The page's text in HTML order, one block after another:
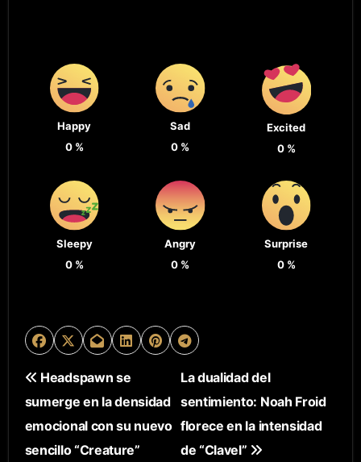
Happy
0%
Sad
0 %
Excited
0%
Sleepy
0%
Angry
0 %
Surprise
0%
N
A
V
Headspawn se
sumerge en la densidad
emocional con su nuevo
sencillo “Creature”
La dualidad del
sentimiento: Noah Froid
florece en la intensidad
de “Clavel”